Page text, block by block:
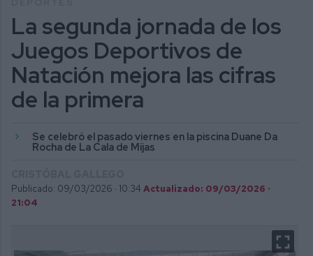
La segunda jornada de los
Juegos Deportivos de
Natación mejora las cifras
de la primera
Se celebró el pasado viernes en la piscina Duane Da
Rocha de La Cala de Mijas
Publicado: 09/03/2026 · 10:34 Actualizado: 09/03/2026 ·
21:04